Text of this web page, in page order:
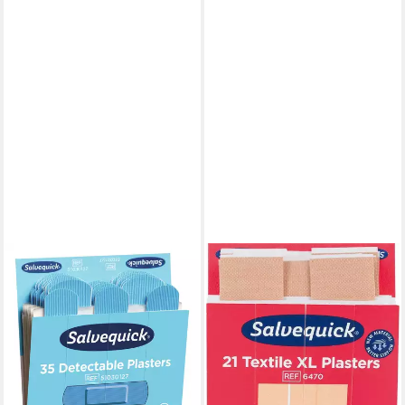
SALVEQUICK®
Erste-Hilfe-Set Pflaster-
Abschnitte Salvequick
elastisch Refill 6770 VE=21
ab 36,98 €
lieferbar - in 3-4 Werktagen bei dir